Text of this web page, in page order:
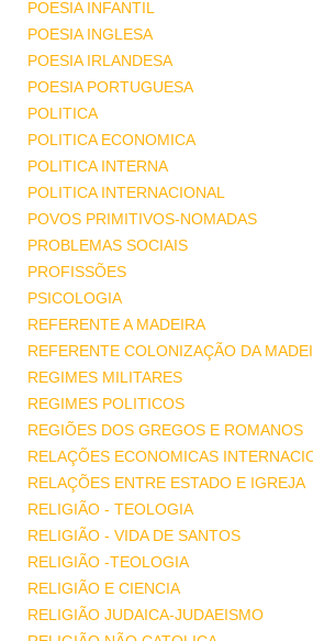
POESIA INFANTIL
POESIA INGLESA
POESIA IRLANDESA
POESIA PORTUGUESA
POLITICA
POLITICA ECONOMICA
POLITICA INTERNA
POLITICA INTERNACIONAL
POVOS PRIMITIVOS-NOMADAS
PROBLEMAS SOCIAIS
PROFISSÕES
PSICOLOGIA
REFERENTE A MADEIRA
REFERENTE COLONIZAÇÃO DA
REGIMES MILITARES
REGIMES POLITICOS
REGIÕES DOS GREGOS E ROMANOS
RELAÇÕES ECONOMICAS
RELAÇÕES ENTRE ESTADO E IGREJA
RELIGIÃO - TEOLOGIA
RELIGIÃO - VIDA DE SANTOS
RELIGIÃO -TEOLOGIA
RELIGIÃO E CIENCIA
RELIGIÃO JUDAICA-JUDAEISMO